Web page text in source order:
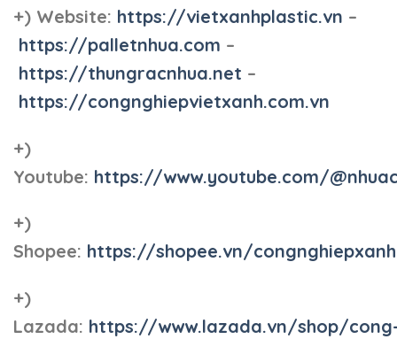
+) Website: https://vietxanhplastic.vn –
https://palletnhua.com –
https://thungracnhua.net –
https://congnghiepvietxanh.com.vn
+)
Youtube: https://www.youtube.com/
+)
Shopee: https://shopee.vn/
+)
Lazada: https://www.lazada.vn/shop/